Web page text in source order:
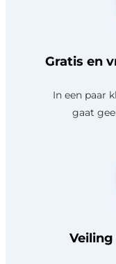
Gratis en
In een paar
gaat